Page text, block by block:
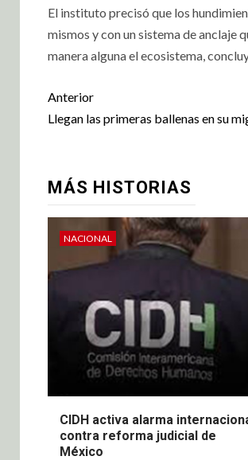
El instituto precisó que los
mismos y con un sistema de anclaje
manera alguna el ecosistema,
Anterior
Llegan las primeras ballenas en su
MÁS HISTORIAS
NACIONAL
CIDH activa alarma
contra reforma judicial de
México